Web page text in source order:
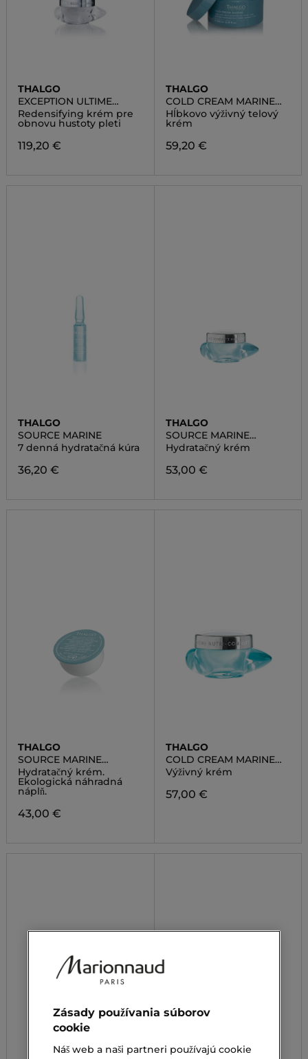
THALGO
EXCEPTION ULTIME
CREAM RENO
Redensifying krém pre
obnovu hustoty pleti
119,20 €
THALGO
COLD CREAM MARINE
24H DEEPLY
NOURISHING BODY
CREAM
Hĺbkovo výživný telový
krém
59,20 €
THALGO
SOURCE MARINE
7 denná hydratačná kúra
36,20 €
THALGO
SOURCE MARINE
HYDRATING MELTING
CREAM
Hydratačný krém
53,00 €
THALGO
SOURCE MARINE
HYDRATING MELTING
CREAM REFILL
Hydratačný krém.
Ekologická náhradná
náplň.
43,00 €
THALGO
COLD CREAM MARINE
NUTRI COMFORT CREAM
Výživný krém
57,00 €
Zásady používania súborov
cookie
Náš web a naši partneri používajú cookie